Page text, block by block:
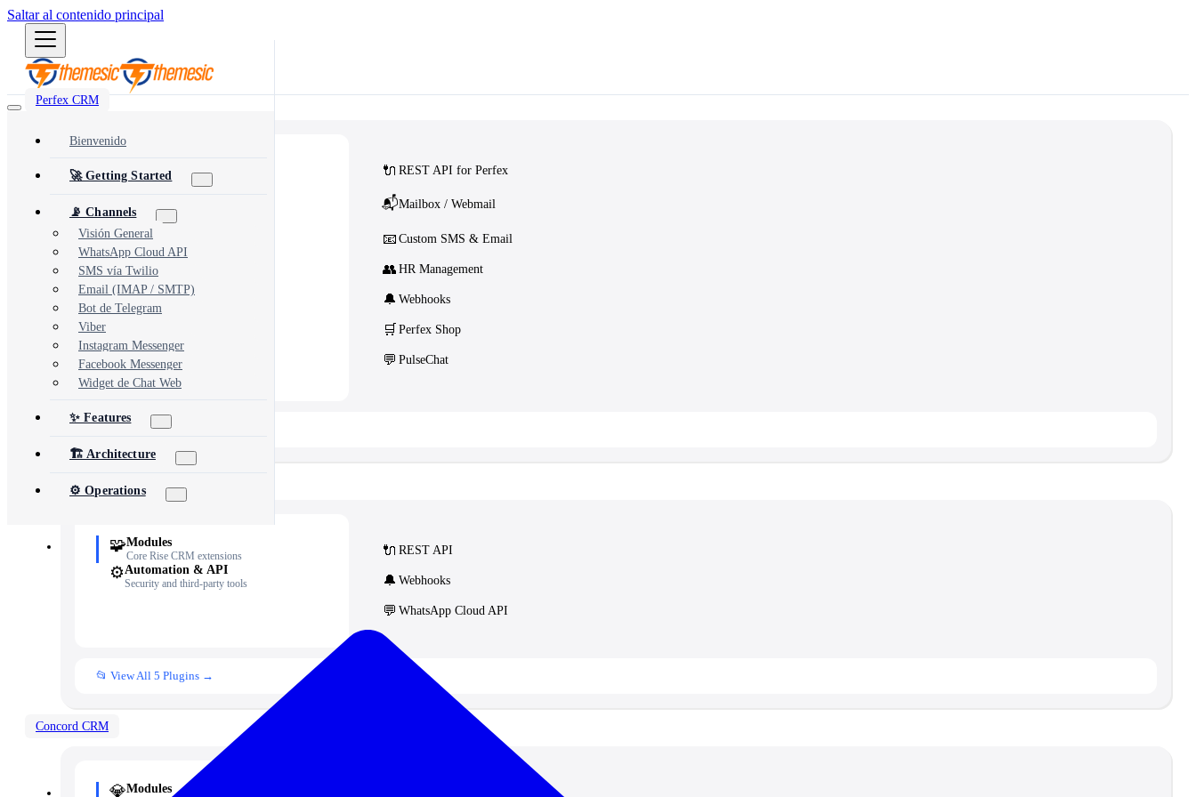
Saltar al contenido principal
Perfex CRM
Most popular modules and add-ons
⚙️Automation & Tools
Workflow automation & dev tools
🎨 Themes & Security
UI customization & protection
🔌 REST API for Perfex
📬Mailbox / Webmail
📧 Custom SMS & Email
👥 HR Management
🔔 Webhooks
🛒 Perfex Shop
💬 PulseChat
📂 View All 40+ Modules →
🧩Modules
Core Rise CRM extensions
⚙️Automation & API
Security and third-party tools
🔌 REST API
🔔 Webhooks
💬 WhatsApp Cloud API
📂 View All 5 Plugins →
Concord CRM
💎Modules
Bienvenido
🚀 Getting Started
📡 Channels
Visión General
WhatsApp Cloud API
SMS vía Twilio
Email (IMAP / SMTP)
Bot de Telegram
Viber
Instagram Messenger
Facebook Messenger
Widget de Chat Web
✨ Features
🏗️ Architecture
⚙️ Operations